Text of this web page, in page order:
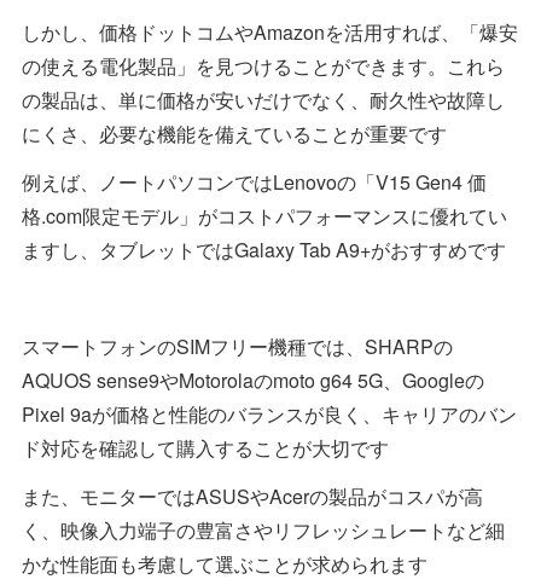
しかし、価格ドットコムやAmazonを活用すれば、「爆安
の使える電化製品」を見つけることができます。これら
の製品は、単に価格が安いだけでなく、耐久性や故障し
にくさ、必要な機能を備えていることが重要です
例えば、ノートパソコンではLenovoの「V15 Gen4 価
格.com限定モデル」がコストパフォーマンスに優れてい
ますし、タブレットではGalaxy Tab A9+がおすすめです
スマートフォンのSIMフリー機種では、SHARPの
AQUOS sense9やMotorolaのmoto g64 5G、Googleの
Pixel 9aが価格と性能のバランスが良く、キャリアのバン
ド対応を確認して購入することが大切です
また、モニターではASUSやAcerの製品がコスパが高
く、映像入力端子の豊富さやリフレッシュレートなど細
かな性能面も考慮して選ぶことが求められます